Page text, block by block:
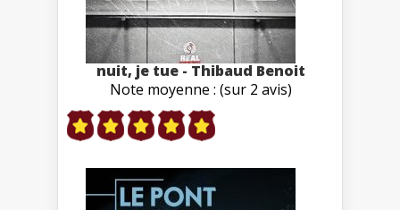
nuit, je tue - Thibaud Benoit
Note moyenne : (sur 2 avis)